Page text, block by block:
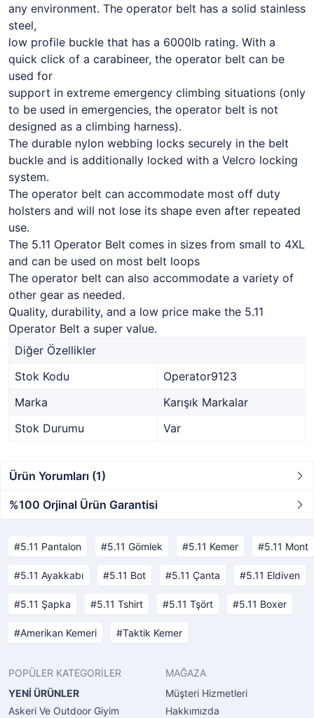
any environment. The operator belt has a solid stainless
steel,
low profile buckle that has a 6000lb rating. With a
quick click of a carabineer, the operator belt can be
used for
support in extreme emergency climbing situations (only
to be used in emergencies, the operator belt is not
designed as a climbing harness).
The durable nylon webbing locks securely in the belt
buckle and is additionally locked with a Velcro locking
system.
The operator belt can accommodate most off duty
holsters and will not lose its shape even after repeated
use.
The 5.11 Operator Belt comes in sizes from small to 4XL
and can be used on most belt loops
The operator belt can also accommodate a variety of
other gear as needed.
Quality, durability, and a low price make the 5.11
Operator Belt a super value.
Diğer Özellikler
Stok Kodu
Operator9123
Marka
Karışık Markalar
Stok Durumu
Var
Ürün Yorumları (1)
%100 Orjinal Ürün Garantisi
5.11 Pantalon 5.11 Gömlek 5.11 Kemer 5.11 Mont
5.11 Ayakkabı 5.11 Bot 5.11 Çanta 5.11 Eldiven
5.11 Şapka 5.11 Tshirt 5.11 Tşört 5.11 Boxer
Amerikan Kemeri Taktik Kemer
POPÜLER KATEGORİLER
YENİ ÜRÜNLER
Askeri Ve Outdoor Giyim
MAĞAZA
Müşteri Hizmetleri
Hakkımızda